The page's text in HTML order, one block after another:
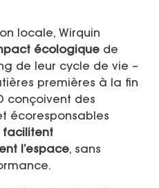
locale, Wirquin
écologique de
de leur cycle de vie –
premières à la fin
conçoivent des
écoresponsables
facilitent
l’espace, sans